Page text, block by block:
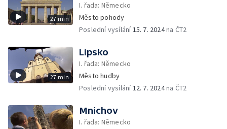
27 min
I. řada: Německo
Město pohody
Poslední vysílání15. 7. 2024na ČT2
27 min
Lipsko
I. řada: Německo
Město hudby
Poslední vysílání12. 7. 2024na ČT2
Mnichov
I. řada: Německo